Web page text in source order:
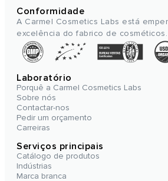
Conformidade
A Carmel Cosmetics Labs está
excelência do fabrico de cosméticos.
Laboratório
Porquê a Carmel Cosmetics Labs
Sobre nós
Contactar-nos
Pedir um orçamento
Carreiras
Serviços principais
Catálogo de produtos
Indústrias
Marca branca